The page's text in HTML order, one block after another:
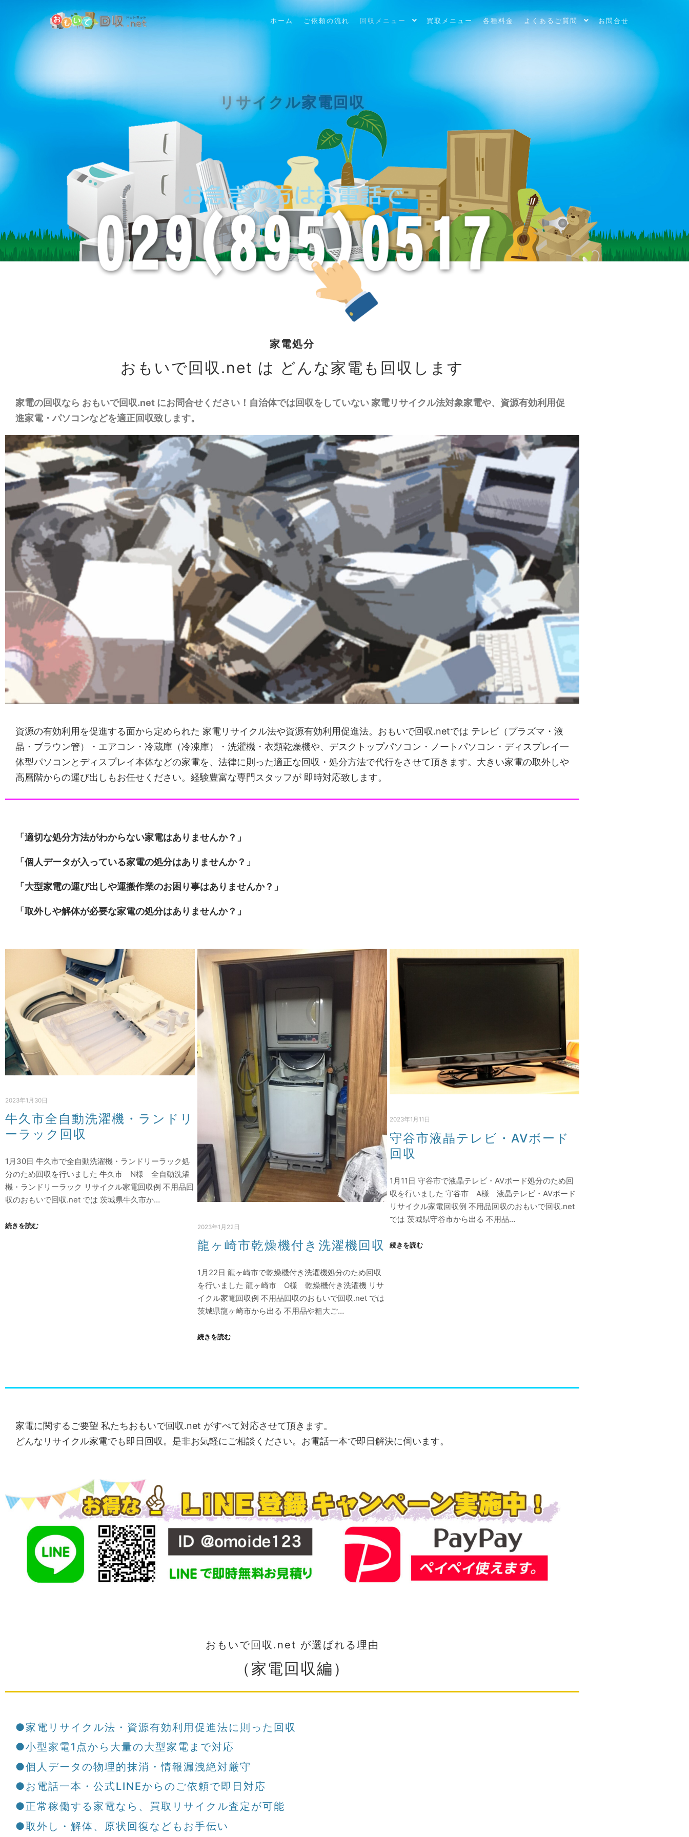
ホーム ご依頼の流れ 回収メニュー 買取メニュー 各種料金 よくあるご質問 お問合せ
リサイクル家電回収
家電処分
おもいで回収.net は どんな家電も回収します
家電の回収なら おもいで回収.net にお問合せください！自治体では回収をしていない 家電リサイクル法対象家電や、資源有効利用促
進家電・パソコンなどを適正回収致します。
資源の有効利用を促進する面から定められた 家電リサイクル法や資源有効利用促進法。おもいで回収.netでは テレビ（プラズマ・液
晶・ブラウン管）・エアコン・冷蔵庫（冷凍庫）・洗濯機・衣類乾燥機や、デスクトップパソコン・ノートパソコン・ディスプレイ一
体型パソコンとディスプレイ本体などの家電を、法律に則った適正な回収・処分方法で代行をさせて頂きます。大きい家電の取外しや
高層階からの運び出しもお任せください。経験豊富な専門スタッフが 即時対応致します。
「適切な処分方法がわからない家電はありませんか？」
「個人データが入っている家電の処分はありませんか？」
「大型家電の運び出しや運搬作業のお困り事はありませんか？」
「取外しや解体が必要な家電の処分はありませんか？」
2023年1月30日
牛久市全自動洗濯機・ランドリ
ーラック回収
1月30日 牛久市で全自動洗濯機・ランドリーラック処
分のため回収を行いました 牛久市 N様 全自動洗濯
機・ランドリーラック リサイクル家電回収例 不用品回
収のおもいで回収.net では 茨城県牛久市か…
続きを読む 2023年1月22日
龍ヶ崎市乾燥機付き洗濯機回収
1月22日 龍ヶ崎市で乾燥機付き洗濯機処分のため回収
を行いました 龍ヶ崎市 O様 乾燥機付き洗濯機 リサ
イクル家電回収例 不用品回収のおもいで回収.net では
茨城県龍ヶ崎市から出る 不用品や粗大ご…
続きを読む
2023年1月11日
守谷市液晶テレビ・AVボード
回収
1月11日 守谷市で液晶テレビ・AVボード処分のため回
収を行いました 守谷市 A様 液晶テレビ・AVボード
リサイクル家電回収例 不用品回収のおもいで回収.net
では 茨城県守谷市から出る 不用品…
続きを読む
家電に関するご要望 私たちおもいで回収.net がすべて対応させて頂きます。
どんなリサイクル家電でも即日回収。是非お気軽にご相談ください。お電話一本で即日解決に伺います。
おもいで回収.net が選ばれる理由
（家電回収編）
●家電リサイクル法・資源有効利用促進法に則った回収
●小型家電1点から大量の大型家電まで対応
●個人データの物理的抹消・情報漏洩絶対厳守
●お電話一本・公式LINEからのご依頼で即日対応
●正常稼働する家電なら、買取リサイクル査定が可能
●取外し・解体、原状回復などもお手伝い